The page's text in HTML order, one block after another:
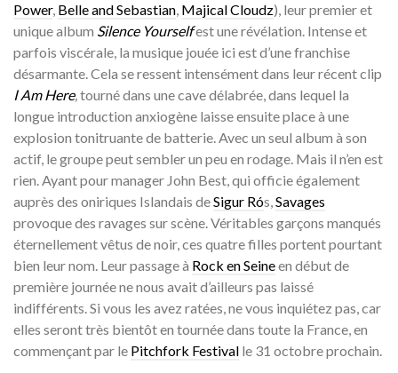
Power, Belle and Sebastian, Majical Cloudz), leur premier et
unique album Silence Yourselfest une révélation. Intense et
parfois viscérale, la musique jouée ici est d’une franchise
désarmante. Cela se ressent intensément dans leur récent clip
I Am Here,tourné dans une cave délabrée, dans lequel la
longue introduction anxiogène laisse ensuite place à une
explosion tonitruante de batterie. Avec un seul album à son
actif, le groupe peut sembler un peu en rodage. Mais il n’en est
rien. Ayant pour manager John Best, qui officie également
auprès des oniriques Islandais deSigur Rós,Savages
provoque des ravages sur scène. Véritables garçons manqués
éternellement vêtus de noir, ces quatre filles portent pourtant
bien leur nom. Leur passage à Rock en Seineen début de
première journée ne nous avait d’ailleurs pas laissé
indifférents. Si vous les avez ratées, ne vous inquiétez pas, car
elles seront très bientôt en tournée dans toute la France, en
commençant par le Pitchfork Festival le 31 octobre prochain.